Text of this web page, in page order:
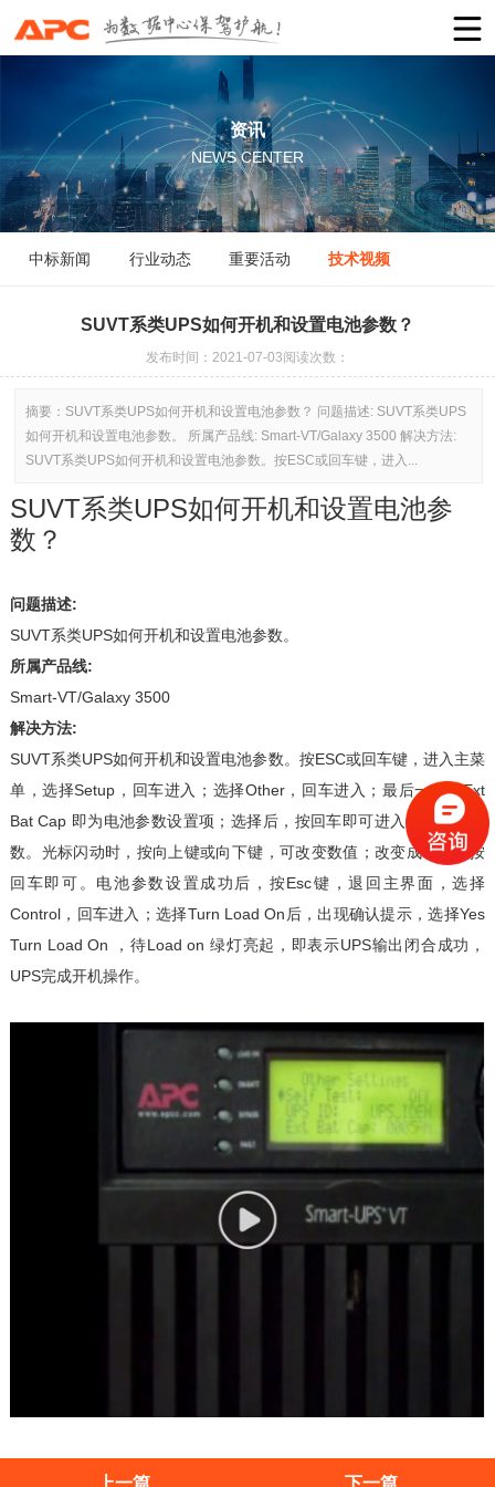
资讯
NEWS CENTER
中标新闻 行业动态 重要活动 技术视频
SUVT系类UPS如何开机和设置电池参数？
发布时间：2021-07-03阅读次数：
摘要： SUVT系类UPS如何开机和设置电池参数？ 问题描述: SUVT系类UPS
如何开机和设置电池参数。 所属产品线: Smart-VT/Galaxy 3500 解决方法:
SUVT系类UPS如何开机和设置电池参数。按ESC或回车键，进入...
SUVT系类UPS如何开机和设置电池参
数？
问题描述:
SUVT系类UPS如何开机和设置电池参数。
所属产品线:
Smart-VT/Galaxy 3500
解决方法:
SUVT系类UPS如何开机和设置电池参数。按ESC或回车键，进入主菜
单，选择Setup，回车进入；选择Other，回车进入；最后一项：Ext
Bat Cap 即为电池参数设置项；选择后，按回车即可进入修改电池参
数。光标闪动时，按向上键或向下键，可改变数值；改变成功后，按
回车即可。电池参数设置成功后，按Esc键，退回主界面，选择
Control，回车进入；选择Turn Load On后，出现确认提示，选择Yes
Turn Load On ，待Load on 绿灯亮起，即表示UPS输出闭合成功，
UPS完成开机操作。
上一篇 下一篇